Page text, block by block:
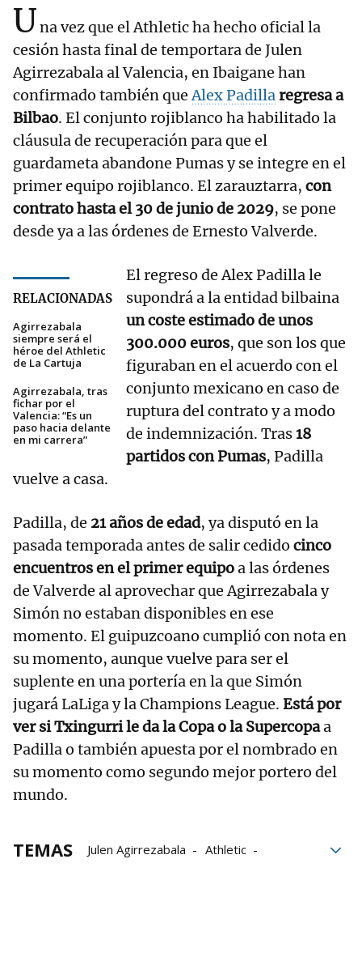
Una vez que el Athletic ha hecho oficial la
cesión hasta final de temportara de Julen
Agirrezabala al Valencia, en Ibaigane han
confirmado también queAlex Padillaregresa a
Bilbao. El conjunto rojiblanco ha habilitado la
cláusula de recuperación para que el
guardameta abandone Pumas y se integre en el
primer equipo rojiblanco. El zarauztarra, con
contrato hasta el 30 de junio de 2029, se pone
desde ya a las órdenes de Ernesto Valverde.
RELACIONADAS
Agirrezabala
siempre será el
héroe del Athletic
de La Cartuja
Agirrezabala, tras
fichar por el
Valencia: “Es un
paso hacia delante
en mi carrera”
El regreso de Alex Padilla le
supondrá a la entidad bilbaina
un coste estimado de unos
300.000 euros, que son los que
figuraban en el acuerdo con el
conjunto mexicano en caso de
ruptura del contrato y a modo
de indemnización. Tras18
partidos con Pumas, Padilla
vuelve a casa.
Padilla, de 21 años de edad, ya disputó en la
pasada temporada antes de salir cedido cinco
encuentros en el primer equipoa las órdenes
de Valverde al aprovechar que Agirrezabala y
Simón no estaban disponibles en ese
momento. El guipuzcoano cumplió con nota en
su momento, aunque vuelve para ser el
suplente en una portería en la que Simón
jugará LaLiga y la Champions League. Está por
ver si Txingurri le da la Copa o la Supercopaa
Padilla o también apuesta por el nombrado en
su momento como segundo mejor portero del
mundo.
TEMAS Julen Agirrezabala
Athletic